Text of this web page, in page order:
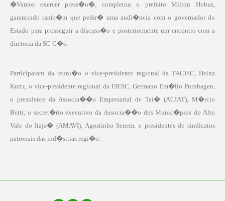
�Vamos exercer press�o�, completou o prefeito Milton Hobus,
garantindo tamb�m que pedir� uma audi�ncia com o governador do
Estado para prosseguir a discuss�o e posteriormente um encontro com a
diretoria da SC G�s.
Participaram da reuni�o o vice-presidente regional da FACISC, Heinz
Kurtz, o vice-presidente regional da FIESC, Germano Em�lio Purnhagen,
o presidente da Associa��o Empresarial de Tai� (ACIAT), M�rcio
Betti, o secret�rio executivo da Associa��o dos Munic�pios do Alto
Vale do Itaja� (AMAVI), Agostinho Senem, e presidentes de sindicatos
patronais das ind�strias regi�o.